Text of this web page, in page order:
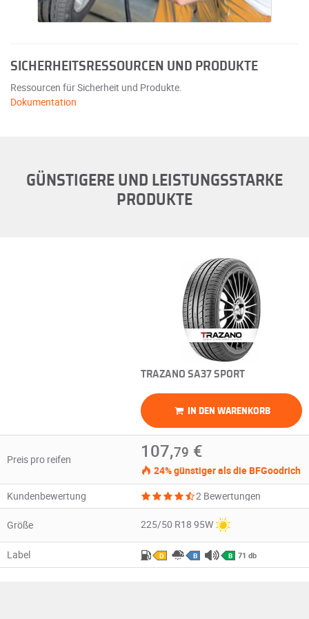
SICHERHEITSRESSOURCEN UND PRODUKTE
Ressourcen für Sicherheit und Produkte.
Dokumentation
GÜNSTIGERE UND LEISTUNGSSTARKE
PRODUKTE
TRAZANO SA37 SPORT
IN DEN WARENKORB
Preis pro reifen 107,79 €
24% günstiger als die BFGoodrich
Kundenbewertung
2 Bewertungen
Größe 225/50 R18 95W
Label D B B 71 db